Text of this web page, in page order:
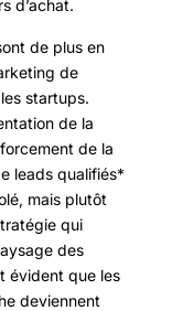
d’achat.
de plus en
de
startups.
de la
de la
leads qualifiés*
mais plutôt
qui
des
évident que les
deviennent